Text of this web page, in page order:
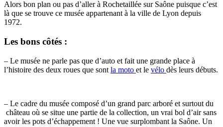
Alors bon plan ou pas d’aller à Rochetaillée sur Saône puisque c’est
là que se trouve ce musée appartenant à la ville de Lyon depuis
1972.
Les bons côtés :
– Le musée ne parle pas que d’auto et fait une grande place à
l’histoire des deux roues que sont la moto et le vélo dès leurs débuts.
– Le cadre du musée composé d’un grand parc arboré et surtout du
château où se situe une partie de la collection, un vrai bol d’air sans
avoir les pots d’échappement ! Une vue surplombant la Saône. Un